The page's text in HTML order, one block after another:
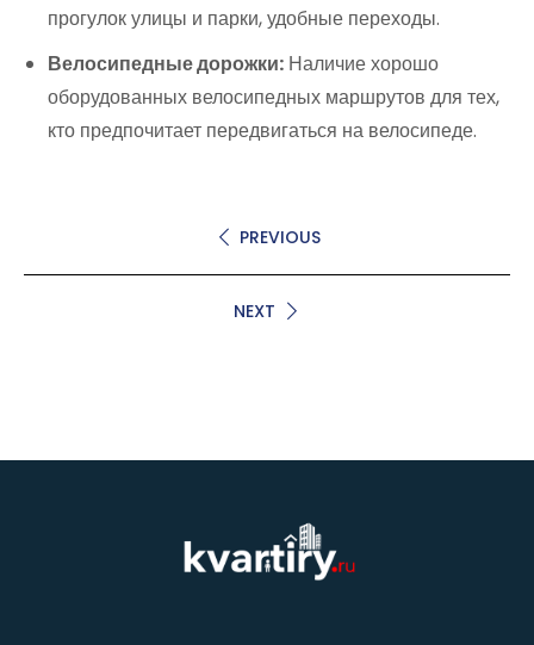
прогулок улицы и парки, удобные переходы.
Велосипедные дорожки: Наличие хорошо
оборудованных велосипедных маршрутов для тех,
кто предпочитает передвигаться на велосипеде.
PREVIOUS
NEXT